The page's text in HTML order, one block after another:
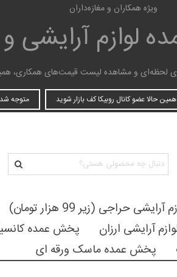
ویژه همکاران و مغازه‌داران
لوازم آرایشی
لحظه‌ای و مشاهده لیست قیمت‌های همکاری، همین
حالا عضو کانال روبیکا کف بازار شوید متوجه
آرایشی حراجی (زیر 99 هزار تومان)
آرایشی ارزان پخش عمده
پخش عمده ماسک ورقه ای